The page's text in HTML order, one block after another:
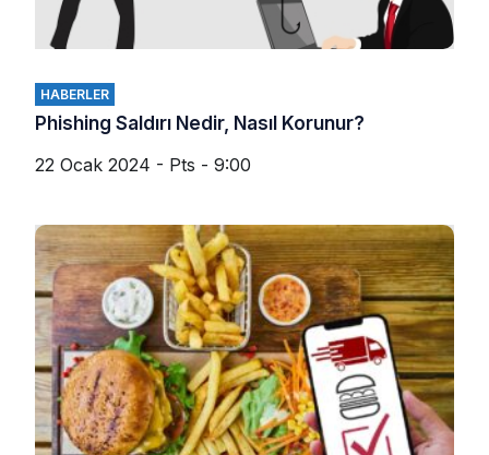
HABERLER
Phishing Saldırı Nedir, Nasıl Korunur?
22 Ocak 2024 - Pts - 9:00